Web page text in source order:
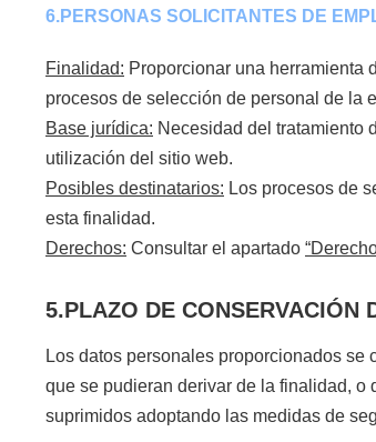
6.PERSONAS SOLICITANTES DE
Finalidad: Proporcionar una herramienta
procesos de selección de personal de la
Base jurídica: Necesidad del tratamiento
utilización del sitio web.
Posibles destinatarios: Los procesos de
esta finalidad.
Derechos: Consultar el apartado
5.PLAZO DE CONSERVACIÓN
Los datos personales proporcionados
que se pudieran derivar de la finalidad, o
suprimidos adoptando las medidas de